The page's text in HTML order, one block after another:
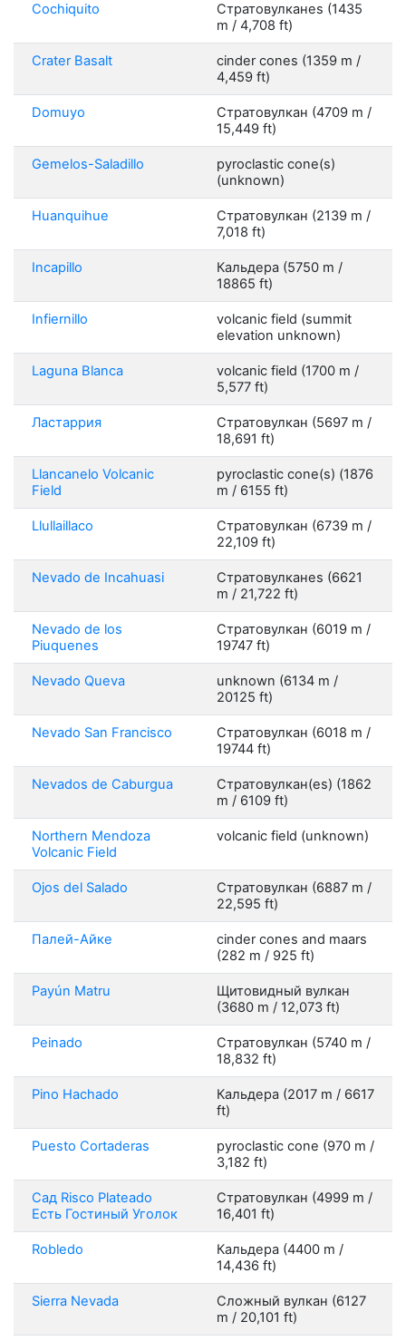
Cochiquito
Стратовулканes (1435
m / 4,708 ft)
Crater Basalt
cinder cones (1359 m /
4,459 ft)
Domuyo
Стратовулкан (4709 m /
15,449 ft)
Gemelos-Saladillo
pyroclastic cone(s)
(unknown)
Huanquihue
Стратовулкан (2139 m /
7,018 ft)
Incapillo
Кальдера (5750 m /
18865 ft)
Infiernillo
volcanic field (summit
elevation unknown)
Laguna Blanca
volcanic field (1700 m /
5,577 ft)
Ластаррия
Стратовулкан (5697 m /
18,691 ft)
Llancanelo Volcanic
Field
pyroclastic cone(s) (1876
m / 6155 ft)
Llullaillaco
Стратовулкан (6739 m /
22,109 ft)
Nevado de Incahuasi
Стратовулканes (6621
m / 21,722 ft)
Nevado de los
Piuquenes
Стратовулкан (6019 m /
19747 ft)
Nevado Queva
unknown (6134 m /
20125 ft)
Nevado San Francisco
Стратовулкан (6018 m /
19744 ft)
Nevados de Caburgua
Стратовулкан(es) (1862
m / 6109 ft)
Northern Mendoza
Volcanic Field
volcanic field (unknown)
Ojos del Salado
Стратовулкан (6887 m /
22,595 ft)
Палей-Айке
cinder cones and maars
(282 m / 925 ft)
Payún Matru
Щитовидный вулкан
(3680 m / 12,073 ft)
Peinado
Стратовулкан (5740 m /
18,832 ft)
Pino Hachado
Кальдера (2017 m / 6617
ft)
Puesto Cortaderas
pyroclastic cone (970 m /
3,182 ft)
Сад Risco Plateado
Есть Гостиный Уголок
Стратовулкан (4999 m /
16,401 ft)
Robledo
Кальдера (4400 m /
14,436 ft)
Sierra Nevada
Сложный вулкан (6127
m / 20,101 ft)